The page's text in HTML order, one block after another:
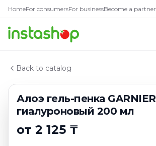
HomeFor consumersFor businessBecome a partner
Back to catalog
Алоэ гель-пенка GARNIER
гиалуроновый 200 мл
от 2 125 ₸
Главная
Каталог
Скрабы для лица, гели для
Алоэ гель-пенка GARNIER
КупитьАлоэ гель-
A-Store ADK на Бажова